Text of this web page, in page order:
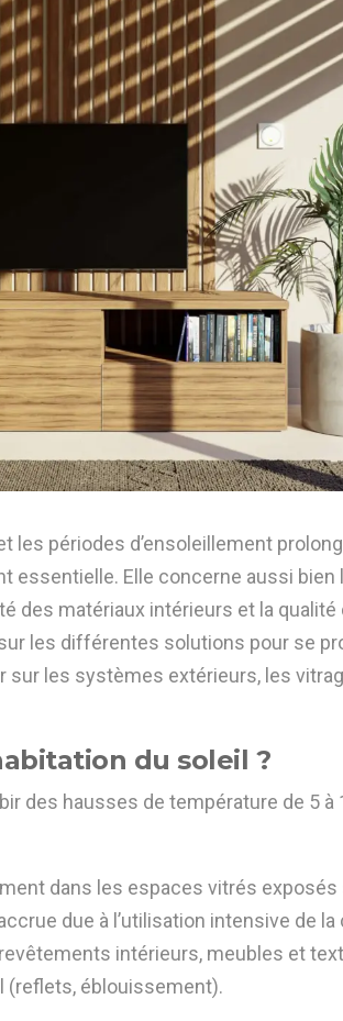
les périodes d’ensoleillement
essentielle. Elle concerne aussi
des matériaux intérieurs et la
les différentes solutions pour se
les systèmes extérieurs, les
du soleil ?
des hausses de température de 5 à
dans les espaces vitrés exposés
due à l’utilisation intensive de
intérieurs, meubles et
(reflets, éblouissement).